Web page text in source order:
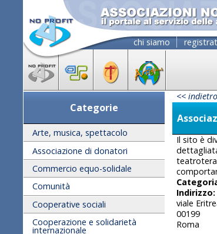
chi siamo
Categorie
Arte, musica, spettacolo
Associazione di donatori
Commercio equo-solidale
Comunità
Cooperative sociali
Cooperazione e solidarietà
internazionale
<< indietro
Il sito è
Indirizzo:
viale
00199
Roma